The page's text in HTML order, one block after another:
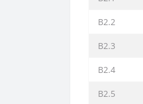
B2.2
B2.3
B2.4
B2.5